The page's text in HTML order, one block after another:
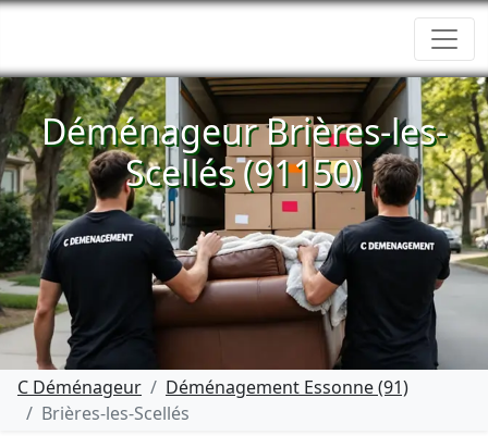
Déménageur Brières-les-
Scellés (91150)
C Déménageur
Déménagement Essonne (91)
Brières-les-Scellés